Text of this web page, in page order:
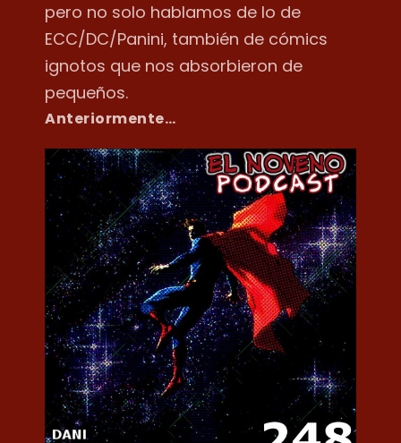
pero no solo hablamos de lo de
ECC/DC/Panini, también de cómics
ignotos que nos absorbieron de
pequeños.
Anteriormente…